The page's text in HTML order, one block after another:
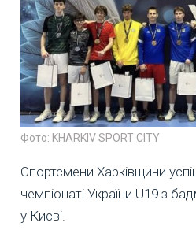
Фото: KHARKIV SPORT CITY
Спортсмени Харківщини
чемпіонаті України U19 з
у Києві.